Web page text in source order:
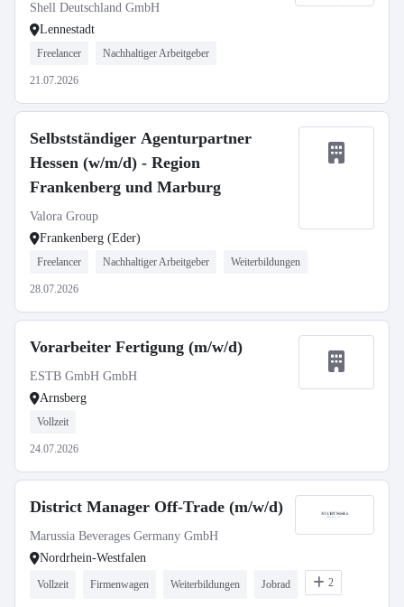
Shell Deutschland GmbH
Lennestadt
Freelancer Nachhaltiger Arbeitgeber
21.07.2026
Selbstständiger Agenturpartner
Hessen (w/m/d) - Region
Frankenberg und Marburg
Valora Group
Frankenberg (Eder)
Freelancer Nachhaltiger Arbeitgeber Weiterbildungen
28.07.2026
Vorarbeiter Fertigung (m/w/d)
ESTB GmbH GmbH
Arnsberg
Vollzeit
24.07.2026
District Manager Off-Trade (m/w/d)
Marussia Beverages Germany GmbH
Nordrhein-Westfalen
Vollzeit Firmenwagen Weiterbildungen Jobrad 2